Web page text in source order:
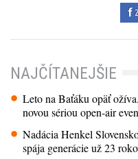
NAJČÍTANEJŠIE
Leto na Baťáku opäť
novou sériou open-air
Nadácia Henkel
spája generácie už 23